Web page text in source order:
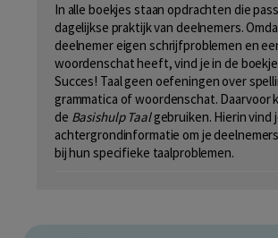
In alle boekjes staan opdrachten die
dagelijkse praktijk van deelnemers.
deelnemer eigen schrijfproblemen en
woordenschat heeft, vind je in de
Succes! Taal geen oefeningen over
grammatica of woordenschat. Daarvoor
de Basishulp Taalgebruiken. Hierin vind
achtergrondinformatie om je
bij hun specifieke taalproblemen.